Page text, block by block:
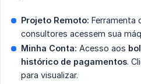
Projeto Remoto: Ferramenta
consultores acessem sua
Minha Conta: Acesso aos
histórico de pagamentos.
para visualizar.